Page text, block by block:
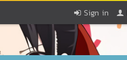
Sign in